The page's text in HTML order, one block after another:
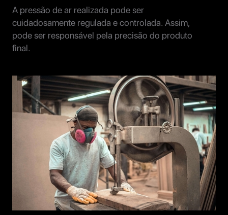
A pressão de ar realizada pode ser
cuidadosamente regulada e controlada. Assim,
pode ser responsável pela precisão do produto
final.